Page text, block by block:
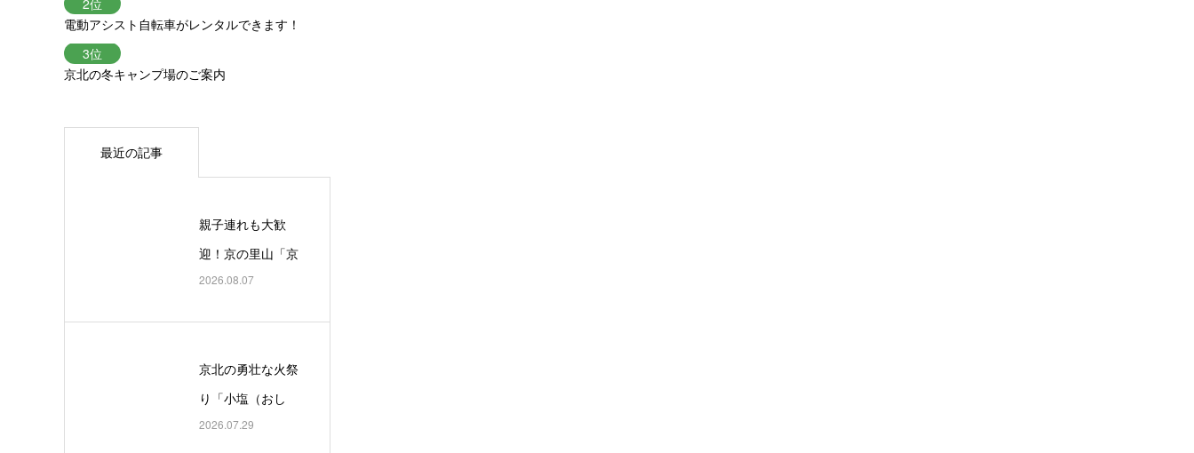
電動アシスト自転車がレンタルできます！
京北の冬キャンプ場のご案内
最近の記事
親子連れも大歓
迎！京の里山「京
北 渓流釣りと魚す
2026.08.07
京北の勇壮な火祭
り「小塩（おし
お）の上げ松」
2026.07.29